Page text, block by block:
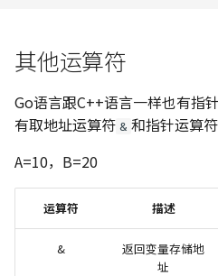
其他运算符
Go语言跟C++语言一样也有指
有取地址运算符 & 和指针运算符
A=10，B=20
运算符 描述
&
返回变量存储地
址